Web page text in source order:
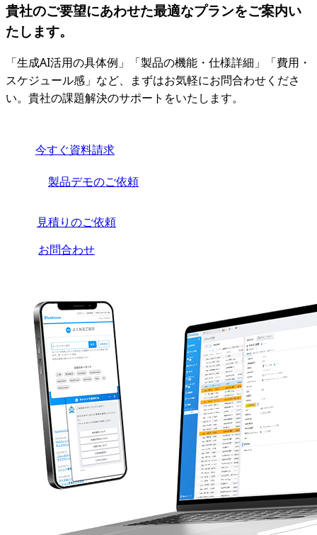
貴社のご要望にあわせた最適なプランをご案内い
たします。
「生成AI活用の具体例」「製品の機能・仕様詳細」「費用・
スケジュール感」など、まずはお気軽にお問合わせくださ
い。貴社の課題解決のサポートをいたします。
今すぐ資料請求
製品デモのご依頼
見積りのご依頼
お問合わせ